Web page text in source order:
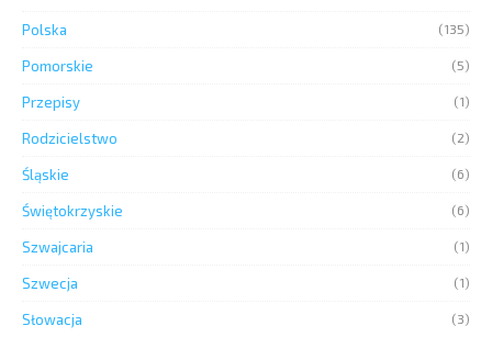
Polska (135)
Pomorskie (5)
Przepisy (1)
Rodzicielstwo (2)
Śląskie (6)
Świętokrzyskie (6)
Szwajcaria (1)
Szwecja (1)
Słowacja (3)